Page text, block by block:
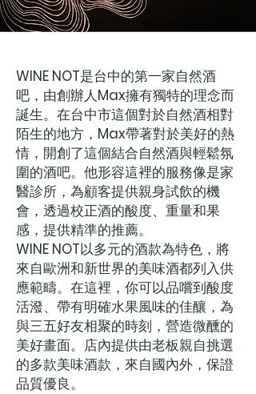
WINE NOT是台中的第一家自然酒
吧，由創辦人Max擁有獨特的理念而
誕生。在台中市這個對於自然酒相對
陌生的地方， Max帶著對於美好的熱
情，開創了這個結合自然酒與輕鬆氛
圍的酒吧。他形容這裡的服務像是家
醫診所，為顧客提供親身試飲的機
會，透過校正酒的酸度、重量和果
感，提供精準的推薦。
WINE NOT以多元的酒款為特色，將
來自歐洲和新世界的美味酒都列入供
應範疇。在這裡，你可以品嚐到酸度
活潑、帶有明確水果風味的佳釀，為
與三五好友相聚的時刻，營造微醺的
美好畫面。店內提供由老板親自挑選
的多款美味酒款，來自國內外，保證
品質優良。